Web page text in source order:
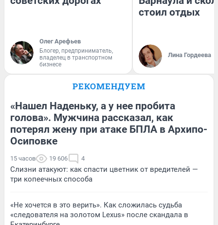
Олег Арефьев
Блогер, предприниматель,
владелец в транспортном
бизнесе
стоил отдых
Лина Гордеева
РЕКОМЕНДУЕМ
«Нашел Наденьку, а у нее пробита
голова». Мужчина рассказал, как
потерял жену при атаке БПЛА в Архипо-
Осиповке
15 часов 19 606 4
Слизни атакуют: как спасти цветник от вредителей —
три копеечных способа
«Не хочется в это верить». Как сложилась судьба
«следователя на золотом Lexus» после скандала в